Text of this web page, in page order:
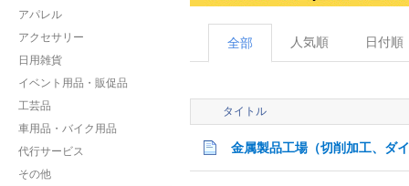
アパレル
アクセサリー
日用雑貨
イベント用品・販促品
工芸品
車用品・バイク用品
代行サービス
その他
全部 人気順 日付順
タイトル